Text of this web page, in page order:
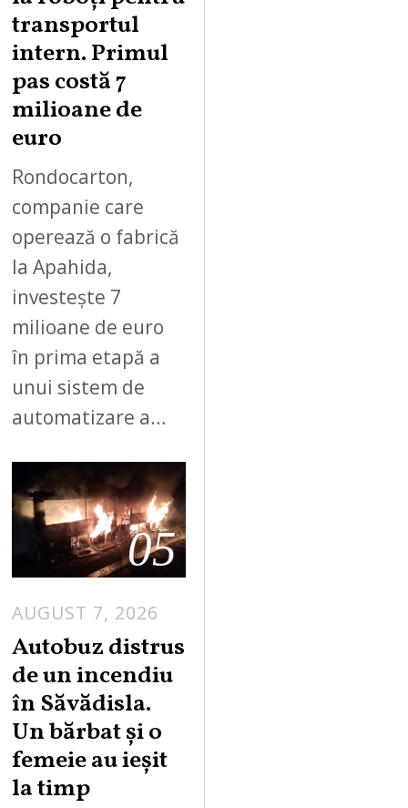
2
transportul
intern. Primul
pas costă 7
milioane de
euro
Rondocarton,
companie care
operează o fabrică
la Apahida,
investește 7
milioane de euro
în prima etapă a
unui sistem de
automatizare a…
05
AUGUST 7, 2026
Autobuz distrus
de un incendiu
în Săvădisla.
Un bărbat și o
femeie au ieșit
la timp